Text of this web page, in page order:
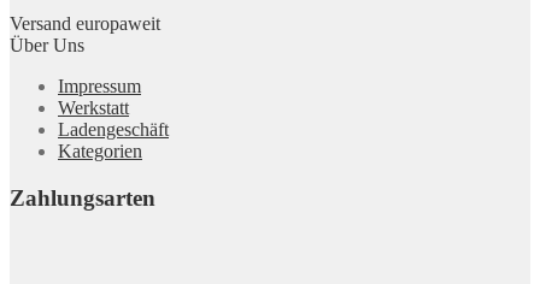
Versand europaweit
Über Uns
Impressum
Werkstatt
Ladengeschäft
Kategorien
Zahlungsarten